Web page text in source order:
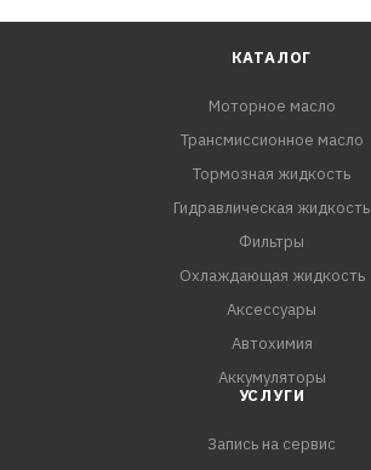
КАТАЛОГ
Моторное масло
Трансмиссионное масло
Тормозная жидкость
Гидравлическая жидкость
Фильтры
Охлаждающая жидкость
Аксессуары
Автохимия
Аккумуляторы
УСЛУГИ
Запись на сервис